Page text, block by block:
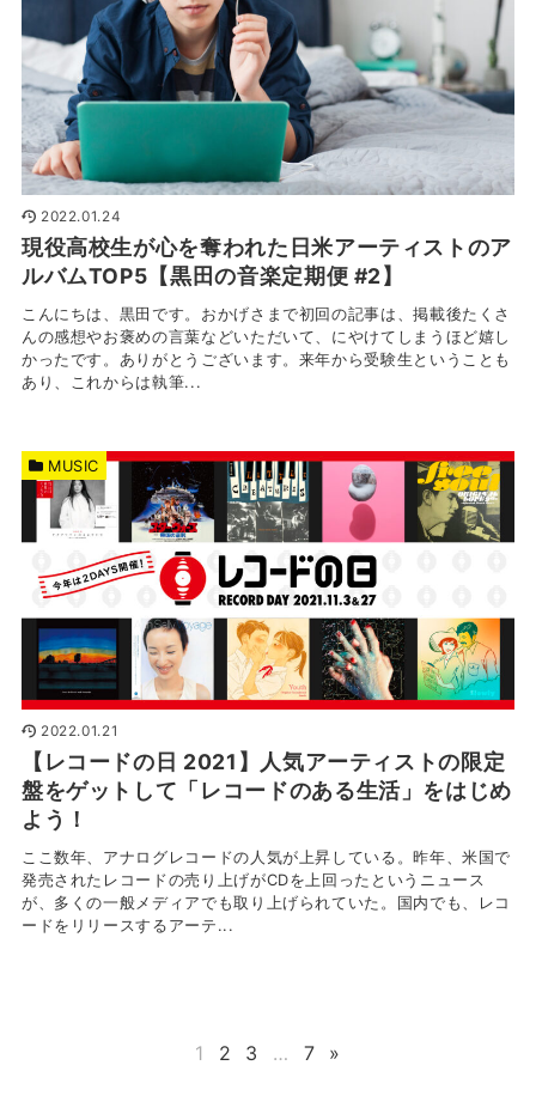
2022.01.24
現役高校生が心を奪われた日米アーティストのア
ルバムTOP5【黒田の音楽定期便 #2】
こんにちは、黒田です。おかげさまで初回の記事は、掲載後たくさ
んの感想やお褒めの言葉などいただいて、にやけてしまうほど嬉し
かったです。ありがとうございます。来年から受験生ということも
あり、これからは執筆...
2022.01.21
【レコードの日 2021】人気アーティストの限定
盤をゲットして「レコードのある生活」をはじめ
よう！
ここ数年、アナログレコードの人気が上昇している。昨年、米国で
発売されたレコードの売り上げがCDを上回ったというニュース
が、多くの一般メディアでも取り上げられていた。国内でも、レコ
ードをリリースするアーテ...
MUSIC
1 2 3 … 7 »